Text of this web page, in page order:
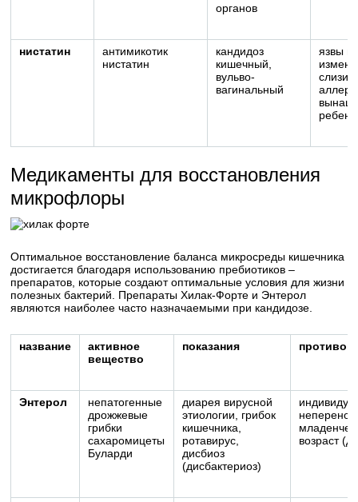
органов
нистатин
антимикотик
нистатин
кандидоз
кишечный,
вульво-
вагинальный
язвы и
Медикаменты для восстановления
микрофлоры
Оптимальное восстановление баланса микросреды кишечника
достигается благодаря использованию пребиотиков –
препаратов, которые создают оптимальные условия для жизни
полезных бактерий. Препараты Хилак-Форте и Энтерол
являются наиболее часто назначаемыми при кандидозе.
название
активное
вещество
показания
Энтерол
непатогенные
дрожжевые
грибки
сахаромицеты
Буларди
диарея вирусной
этиологии, грибок
кишечника,
ротавирус,
дисбиоз
(дисбактериоз)
возраст